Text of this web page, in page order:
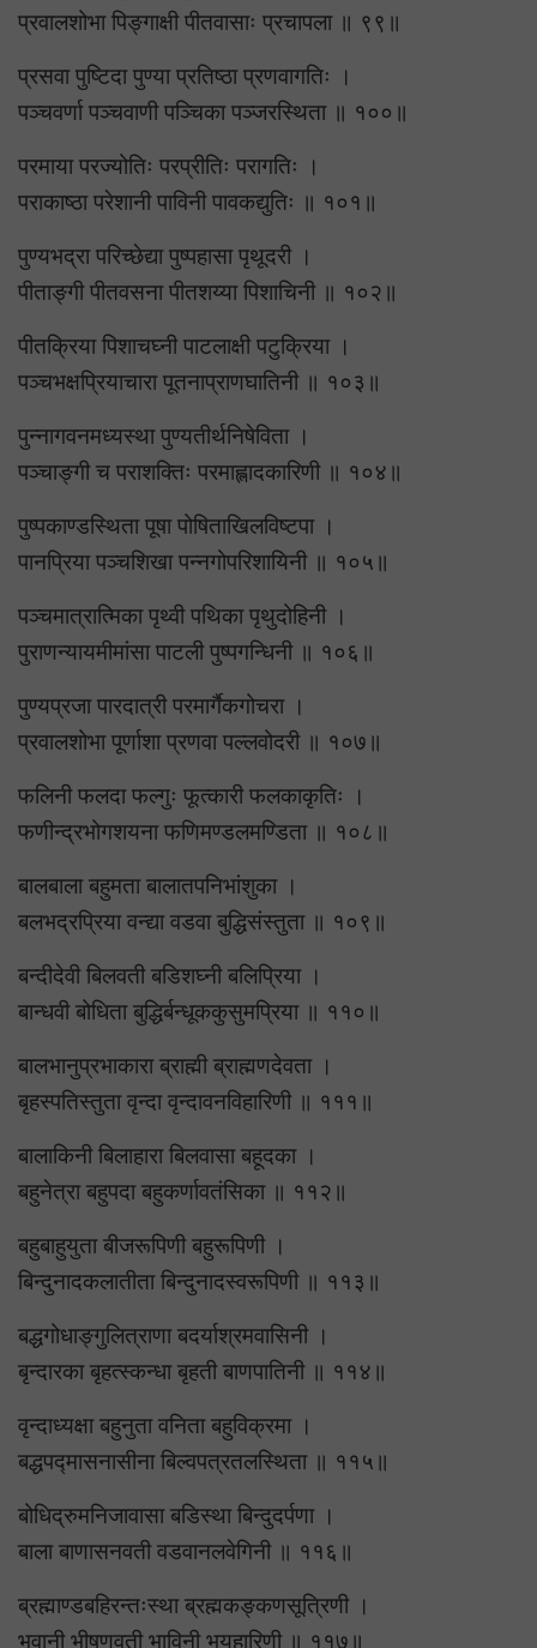
प्रवालशोभा पिङ्गाक्षी पीतवासाः प्रचापला ॥ ९९॥
प्रसवा पुष्टिदा पुण्या प्रतिष्ठा प्रणवागतिः ।
पञ्चवर्णा पञ्चवाणी पञ्चिका पञ्जरस्थिता ॥ १००॥
परमाया परज्योतिः परप्रीतिः परागतिः ।
पराकाष्ठा परेशानी पाविनी पावकद्युतिः ॥ १०१॥
पुण्यभद्रा परिच्छेद्या पुष्पहासा पृथूदरी ।
पीताङ्गी पीतवसना पीतशय्या पिशाचिनी ॥ १०२॥
पीतक्रिया पिशाचघ्नी पाटलाक्षी पटुक्रिया ।
पञ्चभक्षप्रियाचारा पूतनाप्राणघातिनी ॥ १०३॥
पुन्नागवनमध्यस्था पुण्यतीर्थनिषेविता ।
पञ्चाङ्गी च पराशक्तिः परमाह्लादकारिणी ॥ १०४॥
पुष्पकाण्डस्थिता पूषा पोषिताखिलविष्टपा ।
पानप्रिया पञ्चशिखा पन्नगोपरिशायिनी ॥ १०५॥
पञ्चमात्रात्मिका पृथ्वी पथिका पृथुदोहिनी ।
पुराणन्यायमीमांसा पाटली पुष्पगन्धिनी ॥ १०६॥
पुण्यप्रजा पारदात्री परमार्गैकगोचरा ।
प्रवालशोभा पूर्णाशा प्रणवा पल्लवोदरी ॥ १०७॥
फलिनी फलदा फल्गुः फूत्कारी फलकाकृतिः ।
फणीन्द्रभोगशयना फणिमण्डलमण्डिता ॥ १०८॥
बालबाला बहुमता बालातपनिभांशुका ।
बलभद्रप्रिया वन्द्या वडवा बुद्धिसंस्तुता ॥ १०९॥
बन्दीदेवी बिलवती बडिशघ्नी बलिप्रिया ।
बान्धवी बोधिता बुद्धिर्बन्धूककुसुमप्रिया ॥ ११०॥
बालभानुप्रभाकारा ब्राह्मी ब्राह्मणदेवता ।
बृहस्पतिस्तुता वृन्दा वृन्दावनविहारिणी ॥ १११॥
बालाकिनी बिलाहारा बिलवासा बहूदका ।
बहुनेत्रा बहुपदा बहुकर्णावतंसिका ॥ ११२॥
बहुबाहुयुता बीजरूपिणी बहुरूपिणी ।
बिन्दुनादकलातीता बिन्दुनादस्वरूपिणी ॥ ११३॥
बद्धगोधाङ्गुलित्राणा बदर्याश्रमवासिनी ।
बृन्दारका बृहत्स्कन्धा बृहती बाणपातिनी ॥ ११४॥
वृन्दाध्यक्षा बहुनुता वनिता बहुविक्रमा ।
बद्धपद्मासनासीना बिल्वपत्रतलस्थिता ॥ ११५॥
बोधिद्रुमनिजावासा बडिस्था बिन्दुदर्पणा ।
बाला बाणासनवती वडवानलवेगिनी ॥ ११६॥
ब्रह्माण्डबहिरन्तःस्था ब्रह्मकङ्कणसूत्रिणी ।
भवानी भीषणवती भाविनी भयहारिणी ॥ ११७॥